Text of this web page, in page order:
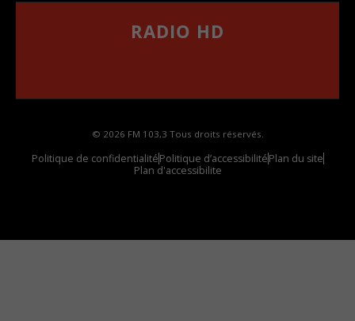
RADIO HD
© 2026 FM 103,3 Tous droits réservés.
Politique de confidentialitéPolitique d’accessibilitéPlan du site
Plan d'accessibilite